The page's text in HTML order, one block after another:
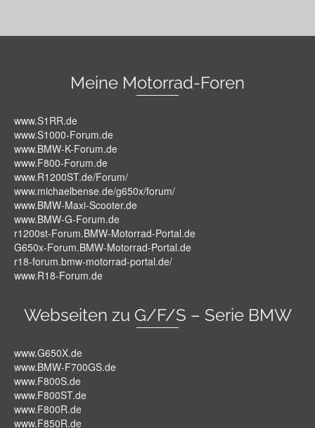
Meine Motorrad-Foren
www.S1RR.de
www.S1000-Forum.de
www.BMW-K-Forum.de
www.F800-Forum.de
www.R1200ST.de/Forum/
www.michaelbense.de/g650x/forum/
www.BMW-Maxi-Scooter.de
www.BMW-G-Forum.de
r1200st-Forum.BMW-Motorrad-Portal.de
G650x-Forum.BMW-Motorrad-Portal.de
r18-forum.bmw-motorrad-portal.de/
www.R18-Forum.de
Webseiten zu G/F/S – Serie BMW
www.G650X.de
www.BMW-F700GS.de
www.F800S.de
www.F800ST.de
www.F800R.de
www.F850R.de